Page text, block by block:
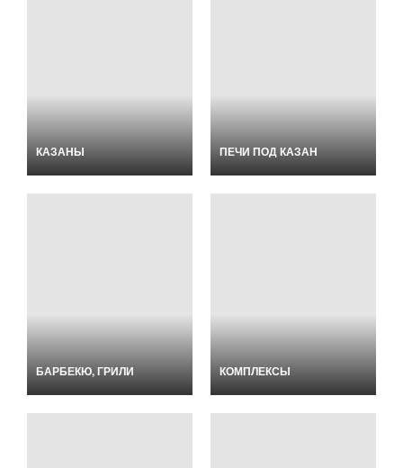
КАЗАНЫ ПЕЧИ ПОД КАЗАН
БАРБЕКЮ, ГРИЛИ КОМПЛЕКСЫ